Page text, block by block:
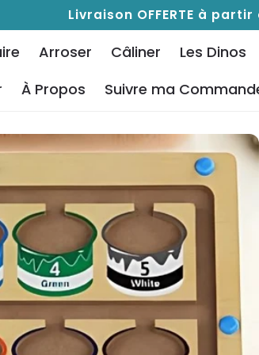
Livraison OFFERTE à partir
Arroser Câliner Les Dinos
À Propos Suivre ma